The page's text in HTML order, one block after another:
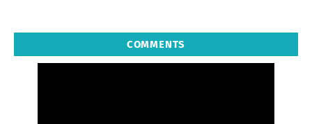
COMMENTS